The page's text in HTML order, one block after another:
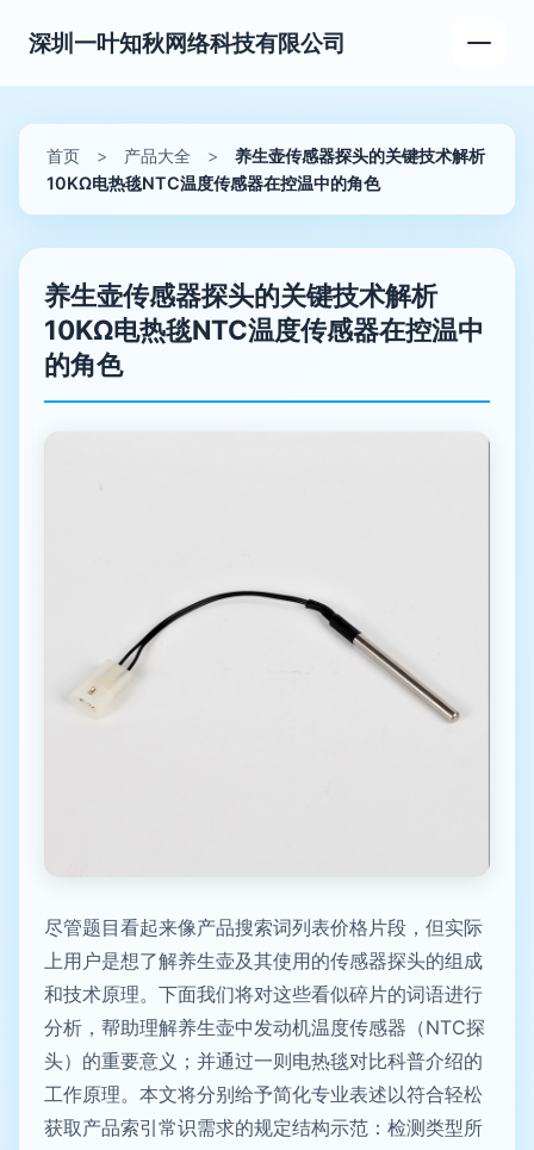
深圳一叶知秋网络科技有限公司
首页 > 产品大全 >
养生壶传感器探头的关键技术解析
10KΩ电热毯NTC温度传感器在控温中的角色
养生壶传感器探头的关键技术解析
10KΩ电热毯NTC温度传感器在控温中
的角色
尽管题目看起来像产品搜索词列表价格片段，但实际
上用户是想了解养生壶及其使用的传感器探头的组成
和技术原理。下面我们将对这些看似碎片的词语进行
分析，帮助理解养生壶中发动机温度传感器（NTC探
头）的重要意义；并通过一则电热毯对比科普介绍的
工作原理。本文将分别给予简化专业表述以符合轻松
获取产品索引常识需求的规定结构示范：检测类型所